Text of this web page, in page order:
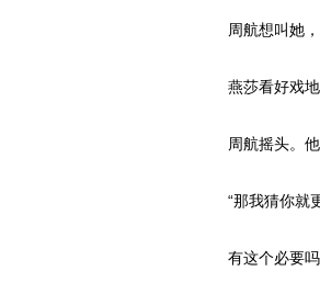
周航想叫她，
燕莎看好戏地
周航摇头。他
“那我猜你就
有这个必要吗